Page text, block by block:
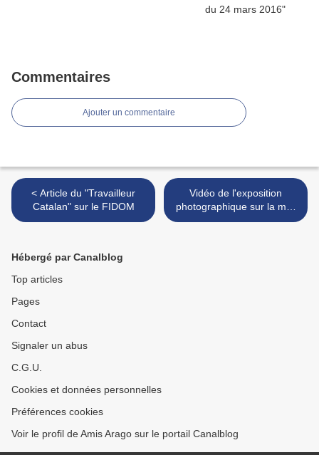
Commentaires
Ajouter un commentaire
< Article du "Travailleur
Catalan" sur le FIDOM
Vidéo de l'exposition
photographique sur la mer
avec la participation du
Hébergé par Canalblog
Top articles
Pages
Contact
Signaler un abus
C.G.U.
Cookies et données personnelles
Préférences cookies
Voir le profil de Amis Arago sur le portail Canalblog